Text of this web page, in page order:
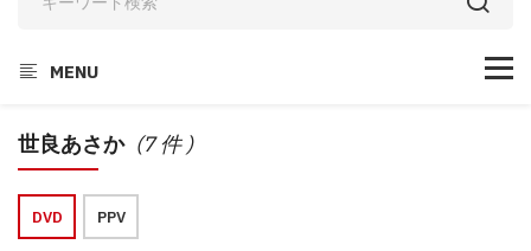
MENU
世良あさか (7 件 )
DVD PPV